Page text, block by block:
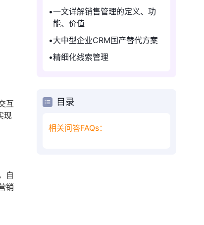
互
现
自
销
一文详解销售管理的定义、功
能、价值
大中型企业CRM国产替代方案
精细化线索管理
目录
相关问答FAQs：